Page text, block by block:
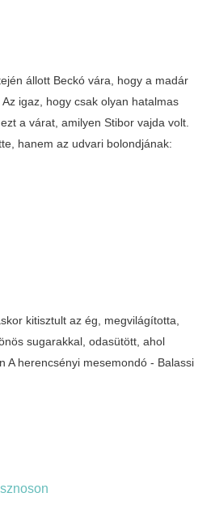
állott Beckó vára, hogy a madár
igaz, hogy csak olyan hatalmas
a várat, amilyen Stibor vajda volt.
hanem az udvari bolondjának:
kitisztult az ég, megvilágította,
sugarakkal, odasütött, ahol
herencsényi mesemondó - Balassi